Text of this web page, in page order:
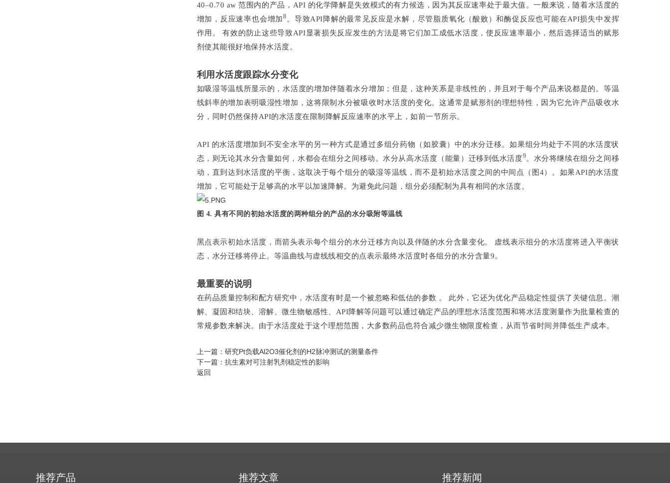
40–0.70 aw 范围内的产品，API 的化学降解是失效模式的有力候选，因为其反应速率处于最大值。一般来说，随着水活度的
增加，反应速率也会增加8 。导致API降解的最常见反应是水解，尽管脂质氧化（酸败）和酶促反应也可能在API损失中发挥
作用。 有效的防止这些导致API显著损失反应发生的方法是将它们加工成低水活度，使反应速率最小，然后选择适当的赋形
剂使其能很好地保持水活度。
利用水活度跟踪水分变化
如吸湿等温线所显示的，水活度的增加伴随着水分增加；但是，这种关系是非线性的，并且对于每个产品来说都是的。等温
线斜率的增加表明吸湿性增加，这将限制水分被吸收时水活度的变化。这通常是赋形剂的理想特性，因为它允许产品吸收水
分，同时仍然保持API的水活度在限制降解反应速率的水平上，如前一节所示。
API 的水活度增加到不安全水平的另一种方式是通过多组分药物（如胶囊）中的水分迁移。如果组分均处于不同的水活度状
态，则无论其水分含量如何，水都会在组分之间移动。水分从高水活度（能量）迁移到低水活度9。水分将继续在组分之间移
动，直到达到水活度的平衡，这取决于每个组分的吸湿等温线，而不是初始水活度之间的中间点（图4）。如果API的水活度
增加，它可能处于足够高的水平以加速降解。为避免此问题，组分必须配制为具有相同的水活度。
图 4. 具有不同的初始水活度的两种组分的产品的水分吸附等温线
黑点表示初始水活度，而箭头表示每个组分的水分迁移方向以及伴随的水分含量变化。 虚线表示组分的水活度将进入平衡状
态，水分迁移将停止。等温曲线与虚线线相交的点表示最终水活度时各组分的水分含量9。
最重要的说明
在药品质量控制和配方研究中，水活度有时是一个被忽略和低估的参数 。 此外，它还为优化产品稳定性提供了关键信息。潮
解、凝固和结块、溶解、微生物敏感性、API降解等问题可以通过确定产品的理想水活度范围和将水活度测量作为批量检查的
常规参数来解决。由于水活度处于这个理想范围，大多数药品也符合减少微生物限度检查，从而节省时间并降低生产成本。
上一篇： 研究Pt负载Al2O3催化剂的H2脉冲测试的测量条件
下一篇： 抗生素对可注射乳剂稳定性的影响
返回
推荐产品 推荐文章 推荐新闻